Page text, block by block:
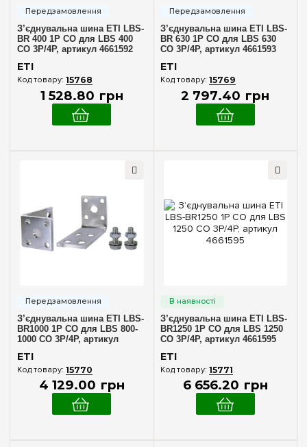
1(97)
2(63)
3(239)
4
(4)
1 фаза (77)
1 фаза + N(65)
3 фази(228)
Підключення
Клемне
U котушки керування (AC)
230V (AC)
З’єднувальна шина ETI LBS-
BR 400 1P CO для LBS 400
CO 3P/4P, артикул 4661592
ETI
15768
1 528.80 грн
З’єднувальна шина ETI LBS-
BR 630 1P CO для LBS 630
CO 3P/4P, артикул 4661593
ETI
15769
2 797.40 грн
З’єднувальна шина ETI LBS-
BR1000 1P CO для LBS 800-
1000 CO 3P/4P, артикул
ETI
15770
4 129.00 грн
З’єднувальна шина ETI LBS-
BR1250 1P CO для LBS 1250
CO 3P/4P, артикул 4661595
ETI
15771
6 656.20 грн